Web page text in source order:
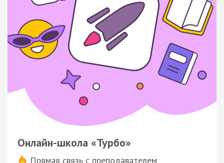
Онлайн-школа «Турбо»
Прямая связь с преподавателем